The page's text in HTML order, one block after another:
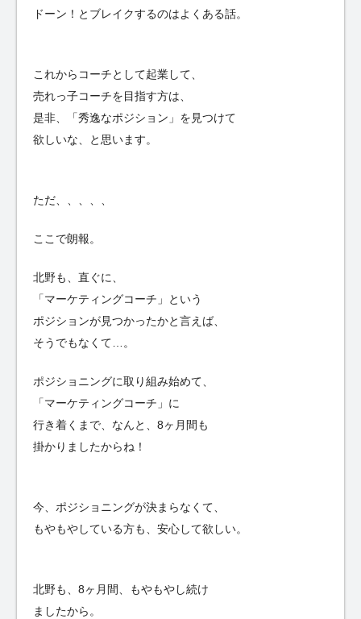
ドーン！とブレイクするのはよくある話。
これからコーチとして起業して、
売れっ子コーチを目指す方は、
是非、「秀逸なポジション」を見つけて
欲しいな、と思います。
ただ、、、、、
ここで朗報。
北野も、直ぐに、
「マーケティングコーチ」という
ポジションが見つかったかと言えば、
そうでもなくて…。
ポジショニングに取り組み始めて、
「マーケティングコーチ」に
行き着くまで、なんと、8ヶ月間も
掛かりましたからね！
今、ポジショニングが決まらなくて、
もやもやしている方も、安心して欲しい。
北野も、8ヶ月間、もやもやし続け
ましたから。